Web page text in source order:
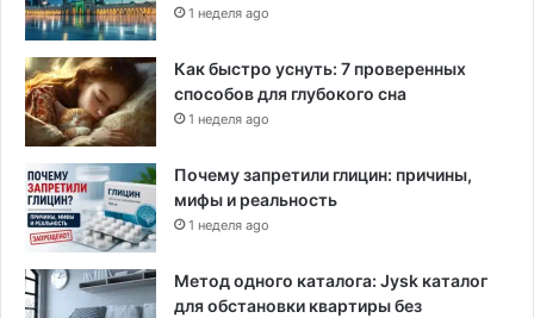
1 неделя ago
Как быстро уснуть: 7 проверенных
способов для глубокого сна
1 неделя ago
Почему запретили глицин: причины,
мифы и реальность
1 неделя ago
Метод одного каталога: Jysk каталог
для обстановки квартиры без